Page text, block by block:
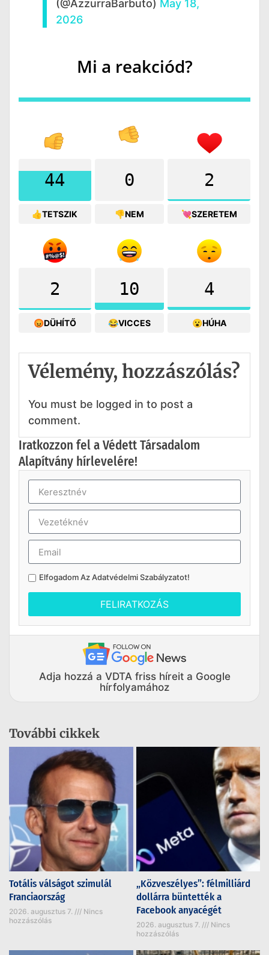
(@AzzurraBarbuto) May 18,
2026
Mi a reakciód?
44
👍TETSZIK
0
👎NEM
2
💘SZERETEM
2
😡DÜHÍTŐ
10
😂VICCES
4
😮HÚHA
Vélemény, hozzászólás?
You must be logged in to post a
comment.
Iratkozzon fel a Védett Társadalom
Alapítvány hírlevelére!
Elfogadom AzAdatvédelmi Szabályzatot!
FELIRATKOZÁS
Adja hozzá a VDTA friss híreit a Google
hírfolyamához
További cikkek
Totális válságot szimulál
Franciaország
2026. augusztus 7.
Nincs
hozzászólás
„Közveszélyes”: félmilliárd
dollárra büntették a
Facebook anyacégét
2026. augusztus 7.
Nincs
hozzászólás